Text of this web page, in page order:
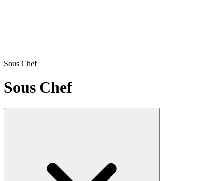
Sous Chef
Sous Chef